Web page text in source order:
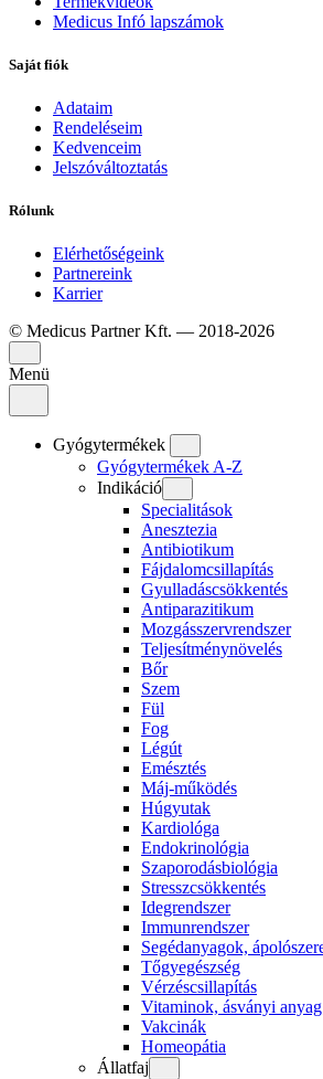
Medicus Infó lapszámok
Saját fiók
Adataim
Rendeléseim
Kedvenceim
Jelszóváltoztatás
Rólunk
Elérhetőségeink
Partnereink
Karrier
© Medicus Partner Kft. — 2018-2026
Menü
Gyógytermékek
Gyógytermékek A-Z
Indikáció
Specialitások
Anesztezia
Antibiotikum
Fájdalomcsillapítás
Gyulladáscsökkentés
Antiparazitikum
Mozgásszervrendszer
Teljesítménynövelés
Bőr
Szem
Fül
Fog
Légút
Emésztés
Máj-működés
Húgyutak
Kardiológa
Endokrinológia
Szaporodásbiológia
Stresszcsökkentés
Idegrendszer
Immunrendszer
Segédanyagok,
Tőgyegészség
Vérzéscsillapítás
Vitaminok, ásványi
Vakcinák
Homeopátia
Állatfaj